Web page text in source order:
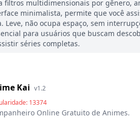
filtros multidimensionais por gênero,
minimalista, permite que você
Leve, não ocupa espaço, sem
para usuários que buscam
séries completas.
Kai v1.2
13374
Online Gratuito de Animes.